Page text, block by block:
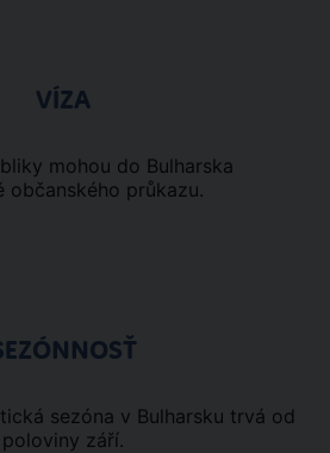
VÍZA
mohou do Bulharska
občanského průkazu.
sezóna v Bulharsku trvá od
září.